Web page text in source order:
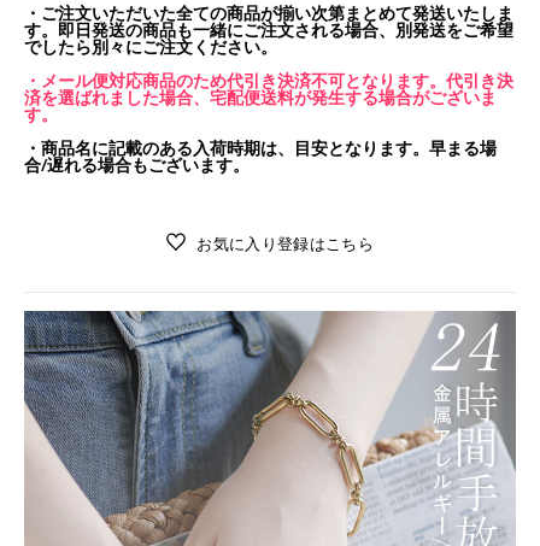
・ご注文いただいた全ての商品が揃い次第まとめて発送いたしま
す。即日発送の商品も一緒にご注文される場合、別発送をご希望
でしたら別々にご注文ください。
・メール便対応商品のため代引き決済不可となります。代引き決
済を選ばれました場合、宅配便送料が発生する場合がございま
す。
・商品名に記載のある入荷時期は、目安となります。早まる場
合/遅れる場合もございます。
お気に入り登録はこちら